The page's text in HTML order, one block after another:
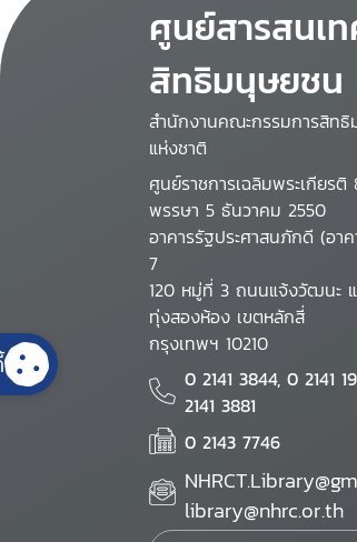
ศูนย์สารสนเ
สิทธิมนุษยชน
สำนักงานคณะกรรมการสิท
แห่งชาติ
ศูนย์ราชการเฉลิมพระเกียรติ
พรรษา 5 ธันวาคม 2550
อาคารรัฐประศาสนภักดี (อา
7
120 หมู่ที่ 3 ถนนแจ้งวัฒนะ
ทุ่งสองห้อง เขตหลักสี่
กรุงเทพฯ 10210
0 2141 3844, 0 2141
2141 3881
0 2143 7746
library@nhrc.or.th